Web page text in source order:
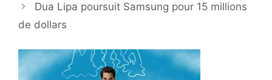
Dua Lipa poursuit Samsung pour 15 millions
de dollars